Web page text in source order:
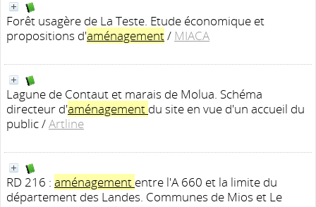
Forêt usagère de La Teste. Etude économique et
propositions d'aménagement/ MIACA
Lagune de Contaut et marais de Molua. Schéma
directeur d'aménagement du site en vue d'un accueil du
public/Artline
RD 216 : aménagement entre l'A 660 et la limite du
département des Landes. Communes de Mios et Le